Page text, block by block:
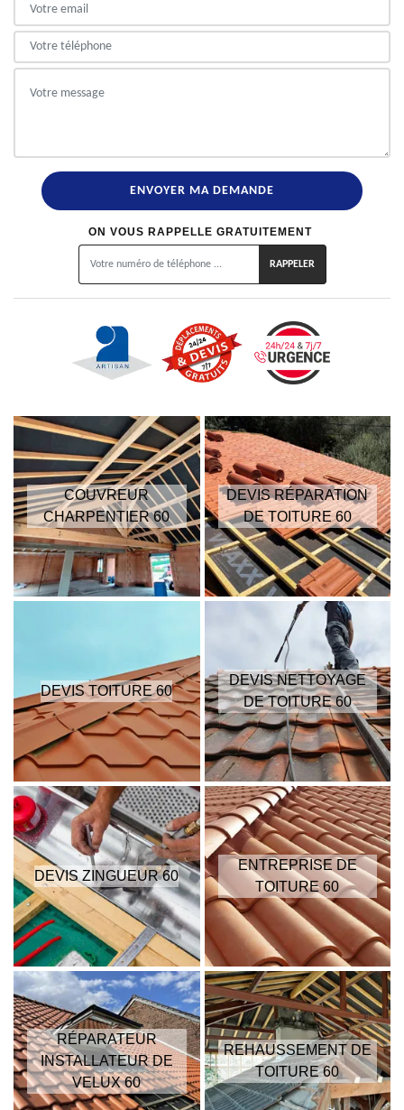
ON VOUS RAPPELLE GRATUITEMENT
COUVREUR
CHARPENTIER 60
DEVIS RÉPARATION
DE TOITURE 60
DEVIS TOITURE 60
DEVIS NETTOYAGE
DE TOITURE 60
DEVIS ZINGUEUR 60
ENTREPRISE DE
TOITURE 60
RÉPARATEUR
INSTALLATEUR DE
VELUX 60
REHAUSSEMENT DE
TOITURE 60